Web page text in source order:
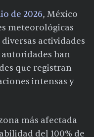
de 2026, México
meteorológicas
actividades
han
que registran
intensas y
más afectada
del 100% de